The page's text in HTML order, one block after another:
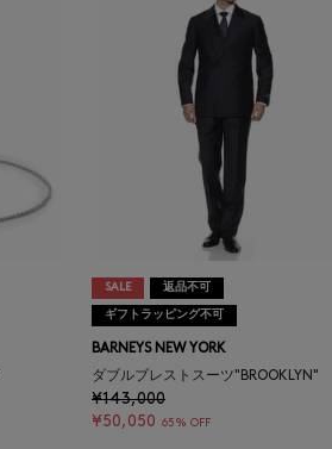
SALE 返品不可
ギフトラッピング不可
BARNEYS NEW YORK
ダブルブレストスーツ"BROOKLYN"
¥143,000
¥50,050 65% OFF